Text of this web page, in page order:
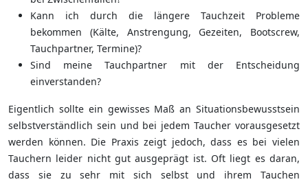
Kann ich durch die längere Tauchzeit Probleme
bekommen (Kälte, Anstrengung, Gezeiten, Bootscrew,
Tauchpartner, Termine)?
Sind meine Tauchpartner mit der Entscheidung
einverstanden?
Eigentlich sollte ein gewisses Maß an Situationsbewusstsein
selbstverständlich sein und bei jedem Taucher vorausgesetzt
werden können. Die Praxis zeigt jedoch, dass es bei vielen
Tauchern leider nicht gut ausgeprägt ist. Oft liegt es daran,
dass sie zu sehr mit sich selbst und ihrem Tauchen